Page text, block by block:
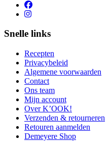
Snelle links
Recepten
Privacybeleid
Algemene voorwaarden
Contact
Ons team
Mijn account
Over K’OOK!
Verzenden & retourneren
Retouren aanmelden
Demeyere Shop